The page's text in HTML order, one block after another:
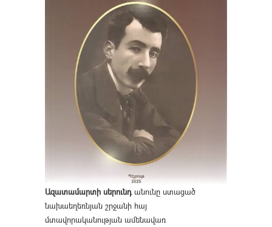
Ազատամարտի սերունդանունը ստացած
նախաեղեռնյան շրջանի հայ
մտավորականության ամենավառ